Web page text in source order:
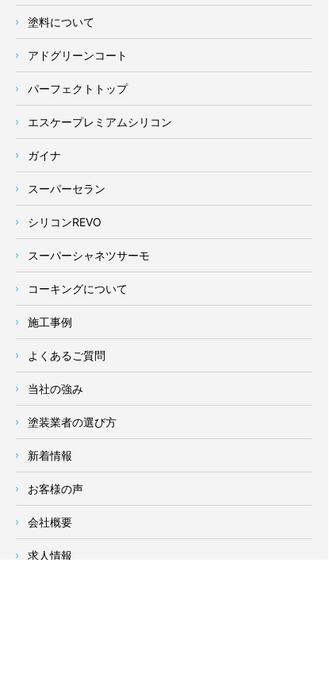
塗料について
アドグリーンコート
パーフェクトトップ
エスケープレミアムシリコン
ガイナ
スーパーセラン
シリコンREVO
スーパーシャネツサーモ
コーキングについて
施工事例
よくあるご質問
当社の強み
塗装業者の選び方
新着情報
お客様の声
会社概要
求人情報